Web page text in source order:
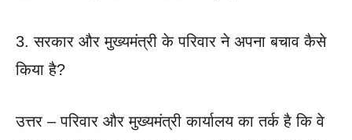
3. सरकार और मुख्यमंत्री के परिवार ने अपना बचाव कैसे
किया है?
उत्तर – परिवार और मुख्यमंत्री कार्यालय का तर्क है कि वे